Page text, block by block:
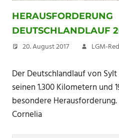
HERAUSFORDERUNG
DEUTSCHLANDLAUF
20. August 2017 LGM-
Der Deutschlandlauf von
seinen 1.300 Kilometern und
besondere
Cornelia